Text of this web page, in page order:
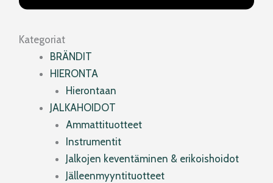
Kategoriat
BRÄNDIT
HIERONTA
Hierontaan
JALKAHOIDOT
Ammattituotteet
Instrumentit
Jalkojen keventäminen & erikoishoidot
Jälleenmyyntituotteet